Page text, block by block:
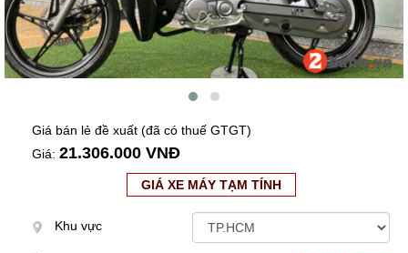
Giá bán lẻ đề xuất (đã có thuế GTGT)
Giá: 21.306.000 VNĐ
GIÁ XE MÁY TẠM TÍNH
Khu vực